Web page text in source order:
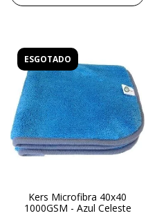
ESGOTADO
Kers Microfibra 40x40
1000GSM - Azul Celeste